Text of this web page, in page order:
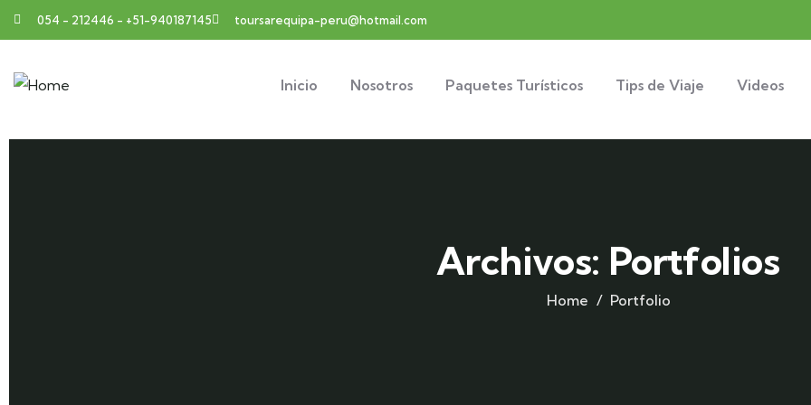
054 - 212446 - +51-940187145 toursarequipa-peru@hotmail.com
Inicio Nosotros Paquetes Turísticos Tips de Viaje Videos
Archivos: Portfolios
Home Portfolio